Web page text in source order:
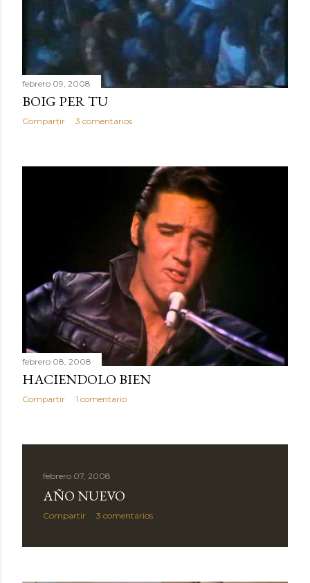
febrero 10, 2008
DEDICADO A LOS HOMBRES INVISIBLES
Compartir 3 comentarios
febrero 09, 2008
BOIG PER TU
Compartir 3 comentarios
febrero 08, 2008
HACIENDOLO BIEN
Compartir 1 comentario
febrero 07, 2008
AÑO NUEVO
Compartir 3 comentarios